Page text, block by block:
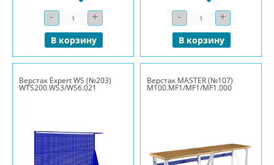
- Количество
+
В корзину
- Количество
+
В корзину
Верстак Expert WS (№203)
WTS200.WS3/WS6.021
Верстак MASTER (№107)
M100.MF1/MF1/MF1.000